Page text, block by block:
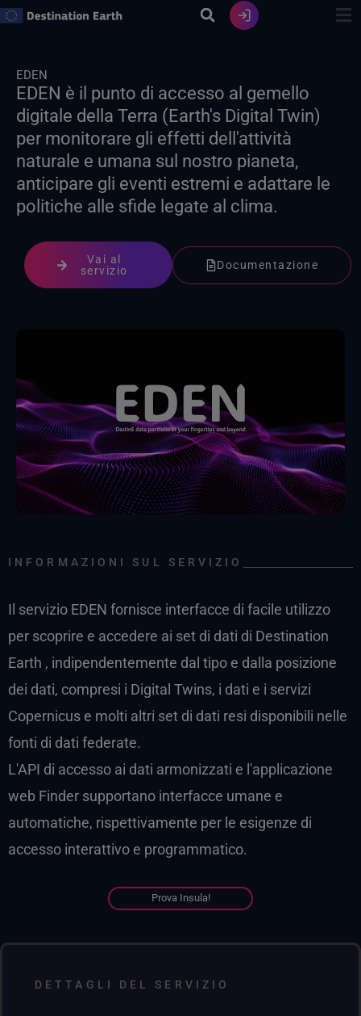
Vai
EDEN
EDEN è il punto di accesso al gemello
digitale della Terra (Earth's Digital Twin)
per monitorare gli effetti dell'attività
naturale e umana sul nostro pianeta,
anticipare gli eventi estremi e adattare le
politiche alle sfide legate al clima.
Vai al
servizio
Documentazione
INFORMAZIONI SUL SERVIZIO
Il servizio EDEN fornisce interfacce di facile utilizzo
per scoprire e accedere ai set di dati di Destination
Earth , indipendentemente dal tipo e dalla posizione
dei dati, compresi i Digital Twins, i dati e i servizi
Copernicus e molti altri set di dati resi disponibili nelle
fonti di dati federate.
L'API di accesso ai dati armonizzati e l'applicazione
web Finder supportano interfacce umane e
automatiche, rispettivamente per le esigenze di
accesso interattivo e programmatico.
Prova Insula!
DETTAGLI DEL SERVIZIO